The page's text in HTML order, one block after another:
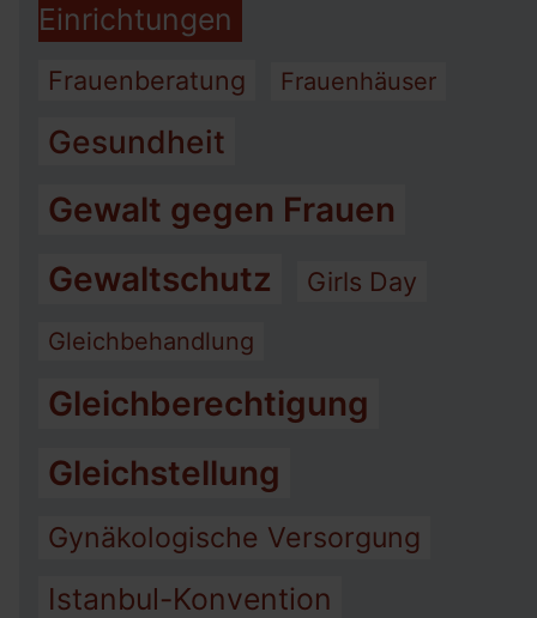
Einrichtungen
Frauenberatung Frauenhäuser
Gesundheit
Gewalt gegen Frauen
Gewaltschutz
Girls Day
Gleichbehandlung
Gleichberechtigung
Gleichstellung
Gynäkologische Versorgung
Istanbul-Konvention